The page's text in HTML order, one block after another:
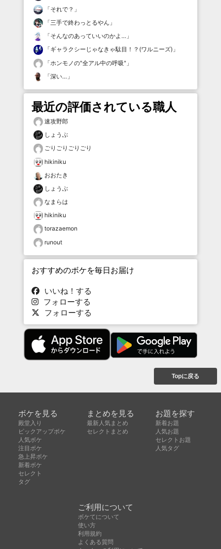
「それで？ 」
「三手で終わっとるやん 」
「そんなのあっていいのかよ… 」
「ギャラクシーじゃなきゃ駄目！？(ワルニーズ) 」
「ホンモノの"全アル中の呼吸" 」
「深い… 」
最近の評価されている職人
速攻野郎
しょうぶ
ごりごりごりごり
hikiniku
おおたき
しょうぶ
なまらは
hikiniku
torazaemon
runout
おすすめのボケを毎日お届け
いいね！する
フォローする
フォローする
Topに戻る
ボケを見る
殿堂入り
ピックアップボケ
人気ボケ
注目ボケ
急上昇ボケ
新着ボケ
セレクト
タグ
まとめを見る
最新人気まとめ
セレクトまとめ
お題を探す
新着お題
人気お題
セレクトお題
人気タグ
ご利用について
ボケてについて
使い方
利用規約
よくある質問